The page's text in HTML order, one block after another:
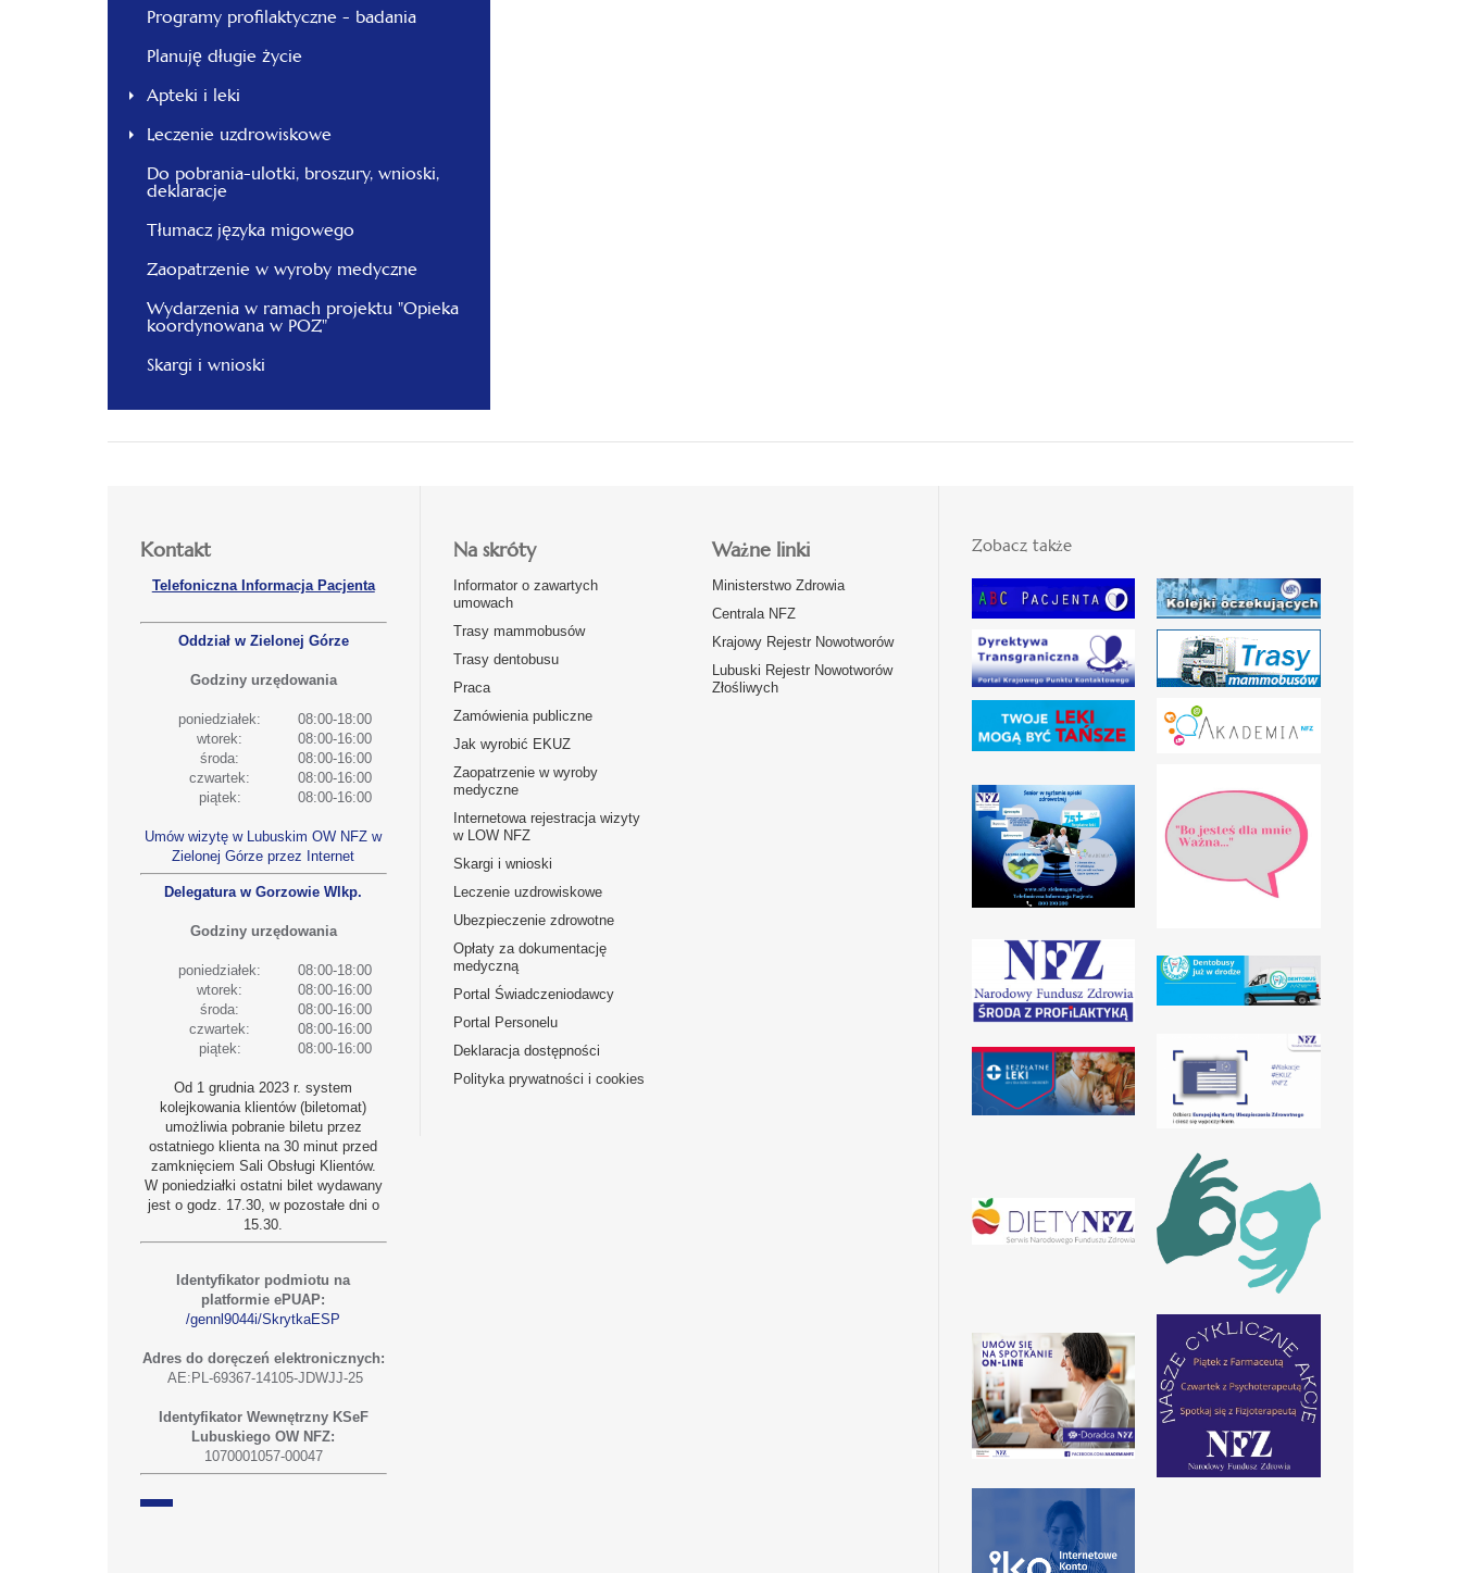
Programy profilaktyczne - badania
Planuję długie życie
Apteki i leki
Leczenie uzdrowiskowe
Do pobrania-ulotki, broszury, wnioski,
deklaracje
Tłumacz języka migowego
Zaopatrzenie w wyroby medyczne
Wydarzenia w ramach projektu "Opieka
koordynowana w POZ"
Skargi i wnioski
Kontakt
Telefoniczna Informacja Pacjenta
Oddział w Zielonej Górze
Godziny urzędowania
poniedziałek:
08:00-18:00
wtorek:
08:00-16:00
środa:
08:00-16:00
czwartek:
08:00-16:00
piątek:
08:00-16:00
Umów wizytę w Lubuskim OW NFZ w
Zielonej Górze przez Internet
Delegatura w Gorzowie Wlkp.
Godziny urzędowania
poniedziałek:
08:00-18:00
wtorek:
08:00-16:00
środa:
08:00-16:00
czwartek:
08:00-16:00
piątek:
08:00-16:00
Od 1 grudnia 2023 r. system
kolejkowania klientów (biletomat)
umożliwia pobranie biletu przez
ostatniego klienta na 30 minut przed
zamknięciem Sali Obsługi Klientów.
W poniedziałki ostatni bilet wydawany
jest o godz. 17.30, w pozostałe dni o
15.30.
Identyfikator podmiotu na
platformie ePUAP:
/gennl9044i/SkrytkaESP
Adres do doręczeń elektronicznych:
AE:PL-69367-14105-JDWJJ-25
Identyfikator Wewnętrzny KSeF
Lubuskiego OW NFZ:
1070001057-00047
Na skróty
Informator o zawartych
umowach
Trasy mammobusów
Trasy dentobusu
Praca
Zamówienia publiczne
Jak wyrobić EKUZ
Zaopatrzenie w wyroby
medyczne
Internetowa rejestracja wizyty
w LOW NFZ
Skargi i wnioski
Leczenie uzdrowiskowe
Ubezpieczenie zdrowotne
Opłaty za dokumentację
medyczną
Portal Świadczeniodawcy
Portal Personelu
Deklaracja dostępności
Polityka prywatności i cookies
Ważne linki
Ministerstwo Zdrowia
Centrala NFZ
Krajowy Rejestr Nowotworów
Lubuski Rejestr Nowotworów
Złośliwych
Zobacz także